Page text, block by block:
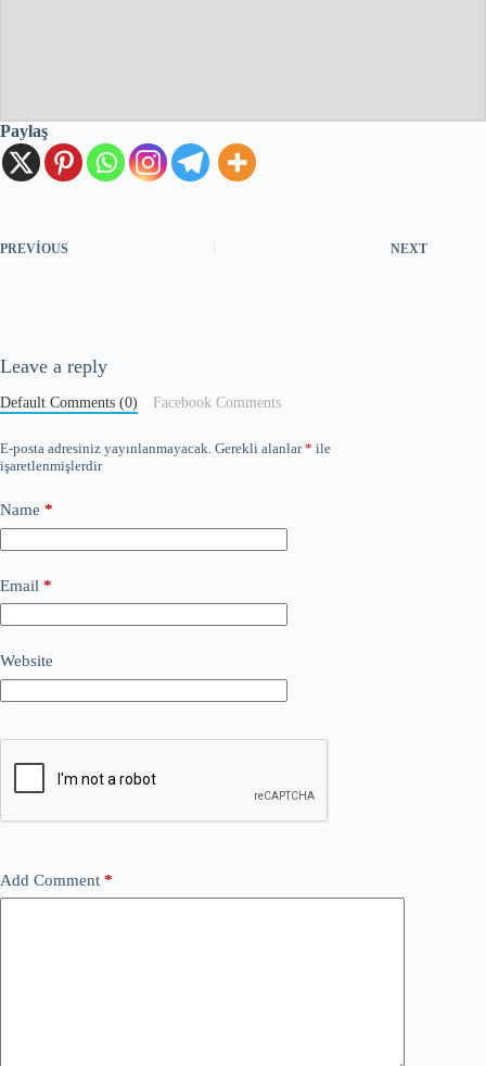
Paylaş
PREVIOUS NEXT
Leave a reply
Default Comments (0) Facebook Comments
E-posta adresiniz yayınlanmayacak. Gerekli alanlar* ile
işaretlenmişlerdir
Name *
Email *
Website
Add Comment *